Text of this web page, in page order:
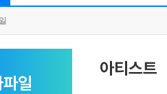
일
아티스트